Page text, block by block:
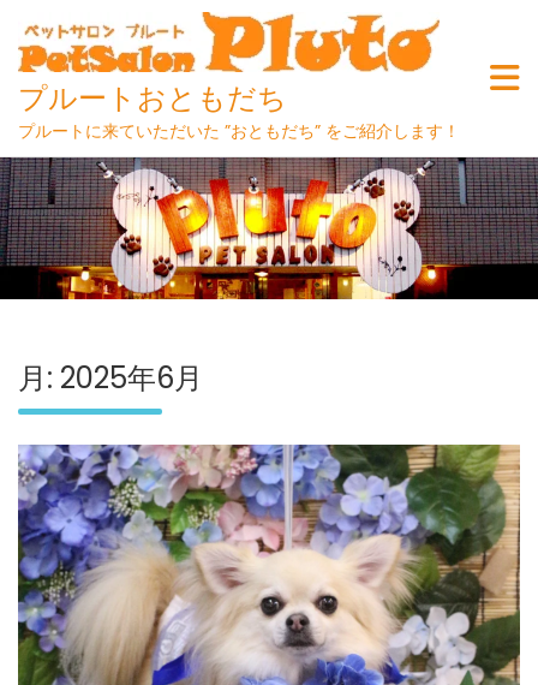
Skip
to
content
プルートおともだち
プルートに来ていただいた ”おともだち” をご紹介します！
月: 2025年6月